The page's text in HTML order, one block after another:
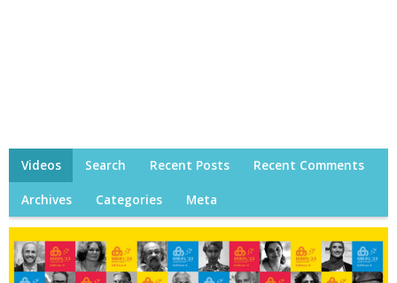
Videos Search Recent Posts Recent Comments
Archives Categories Meta